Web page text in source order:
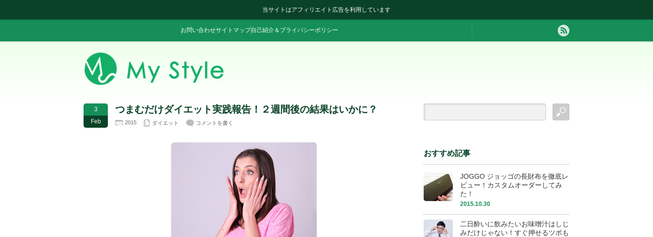
当サイトはアフィリエイト広告を利用しています
お問い合わせサイトマップ自己紹介＆プライバシーポリシー
3
Feb
つまむだけダイエット実践報告！２週間後の結果はいかに？
2015 ダイエット コメントを書く
おすすめ記事
JOGGO ジョッゴの長財布を徹底レ
ビュー！カスタムオーダーしてみ
た！
2015.10.30
二日酔いに飲みたいお味噌汁はしじ
みだけじゃない！すぐ押せるツボも